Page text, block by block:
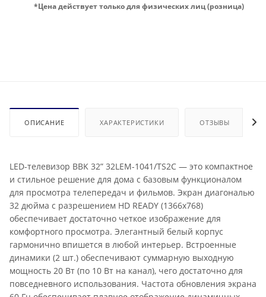
*Цена действует только для физических лиц (розница)
ОПИСАНИЕ ХАРАКТЕРИСТИКИ ОТЗЫВЫ
LED-телевизор BBK 32” 32LEM-1041/TS2C — это компактное
и стильное решение для дома с базовым функционалом
для просмотра телепередач и фильмов. Экран диагональю
32 дюйма с разрешением HD READY (1366x768)
обеспечивает достаточно четкое изображение для
комфортного просмотра. Элегантный белый корпус
гармонично впишется в любой интерьер. Встроенные
динамики (2 шт.) обеспечивают суммарную выходную
мощность 20 Вт (по 10 Вт на канал), чего достаточно для
повседневного использования. Частота обновления экрана